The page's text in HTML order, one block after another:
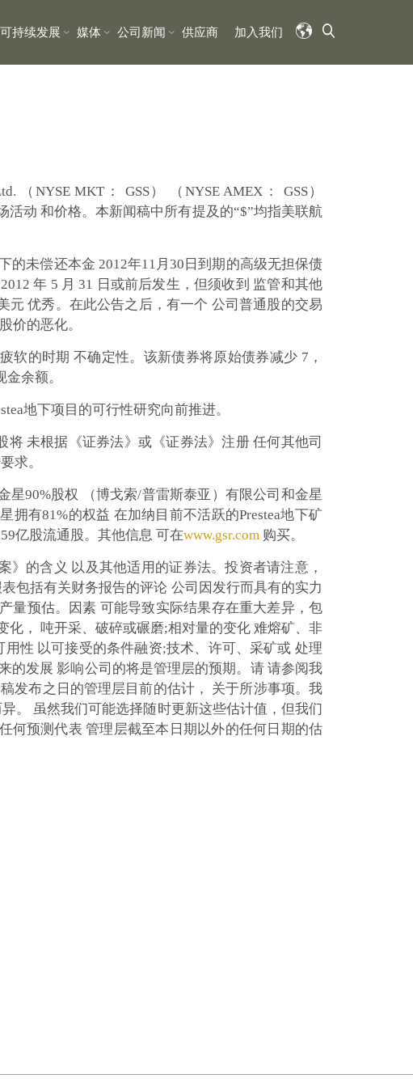
可持续发展 媒体 公司新闻 供应商 加入我们
（NYSE MKT： GSS） （NYSE AMEX： GSS）
活动 和价格。本新闻稿中所有提及的“$”均指美联航
的未偿还本金 2012年11月30日到期的高级无担保债
年 5 月 31 日或前后发生，但须收到 监管和其他
元 优秀。在此公告之后，有一个 公司普通股的交易
价的恶化。
软的时期 不确定性。该新债券将原始债券减少 7，
余额。
地下项目的可行性研究向前推进。
未根据《证券法》或《证券法》注册 任何其他司
求。
90%股权 （博戈索/普雷斯泰亚）有限公司和金星
拥有81%的权益 在加纳目前不活跃的Prestea地下矿
亿股流通股。其他信息 可在www.gsr.com 购买。
的含义 以及其他适用的证券法。投资者请注意，
包括有关财务报告的评论 公司因发行而具有的实力
量预估。因素 可能导致实际结果存在重大差异，包
， 吨开采、破碎或碾磨;相对量的变化 难熔矿、非
性 以可接受的条件融资;技术、许可、采矿或 处理
的发展 影响公司的将是管理层的预期。请 请参阅我
发布之日的管理层目前的估计， 关于所涉事项。我
。 虽然我们可能选择随时更新这些估计值，但我们
何预测代表 管理层截至本日期以外的任何日期的估